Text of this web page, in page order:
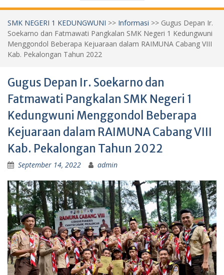
SMK NEGERI 1 KEDUNGWUNI >> Informasi >> Gugus Depan Ir.
Soekarno dan Fatmawati Pangkalan SMK Negeri 1 Kedungwuni
Menggondol Beberapa Kejuaraan dalam RAIMUNA Cabang VIII
Kab. Pekalongan Tahun 2022
Gugus Depan Ir. Soekarno dan
Fatmawati Pangkalan SMK Negeri 1
Kedungwuni Menggondol Beberapa
Kejuaraan dalam RAIMUNA Cabang VIII
Kab. Pekalongan Tahun 2022
September 14, 2022 admin